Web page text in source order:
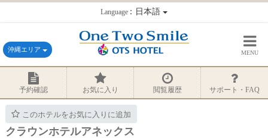
Language：日本語
沖縄エリア MENU
予約確認 お気に入り 閲覧履歴 サポート・FAQ
このホテルをお気に入りに追加
クラウンホテルアネックス